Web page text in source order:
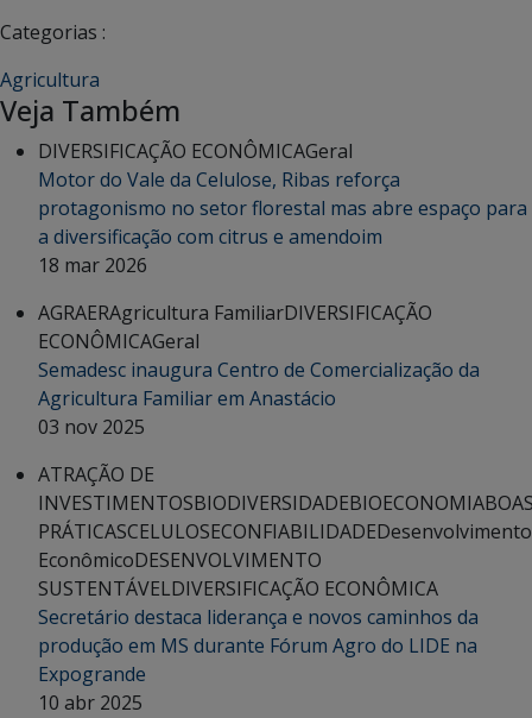
Categorias :
Agricultura
Veja Também
DIVERSIFICAÇÃO ECONÔMICAGeral
Motor do Vale da Celulose, Ribas reforça
protagonismo no setor florestal mas abre espaço para
a diversificação com citrus e amendoim
18 mar 2026
AGRAERAgricultura FamiliarDIVERSIFICAÇÃO
ECONÔMICAGeral
Semadesc inaugura Centro de Comercialização da
Agricultura Familiar em Anastácio
03 nov 2025
ATRAÇÃO DE
INVESTIMENTOSBIODIVERSIDADEBIOECONOMIA
PRÁTICASCELULOSECONFIABILIDADEDesenvolvimento
EconômicoDESENVOLVIMENTO
SUSTENTÁVELDIVERSIFICAÇÃO ECONÔMICA
Secretário destaca liderança e novos caminhos da
produção em MS durante Fórum Agro do LIDE na
Expogrande
10 abr 2025